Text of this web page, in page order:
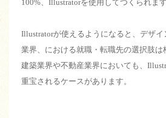
100%、Illustratorを使用してつくられます
Illustratorが使えるようになると、デザイ
業界、における就職・転職先の選択肢は
建築業界や不動産業界においても、
重宝されるケースがあります。